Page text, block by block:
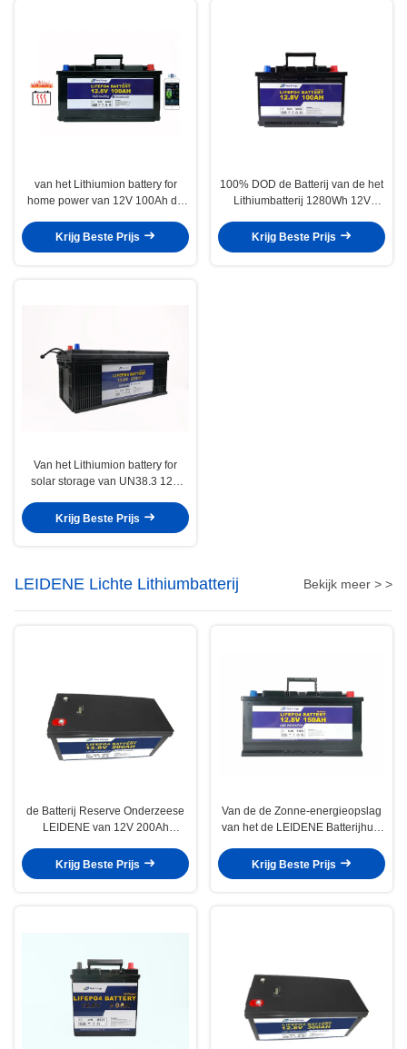
van het Lithiumion battery for
home power van 12V 100Ah de
de consument
Krijg Beste Prijs
100% DOD de Batterij van de het
Lithiumbatterij 1280Wh 12V
Energieopslag
Krijg Beste Prijs
Van het Lithiumion battery for
solar storage van UN38.3 12V
Krijg Beste Prijs
LEIDENE Lichte Lithiumbatterij Bekijk meer > >
de Batterij Reserve Onderzeese
LEIDENE van 12V 200Ah
Krijg Beste Prijs
Van de de Zonne-energieopslag
van het de LEIDENE Batterijhuis
Systeembatterij
Krijg Beste Prijs